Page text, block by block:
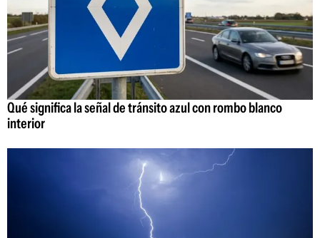
Qué significa la señal de tránsito azul con rombo blanco
interior